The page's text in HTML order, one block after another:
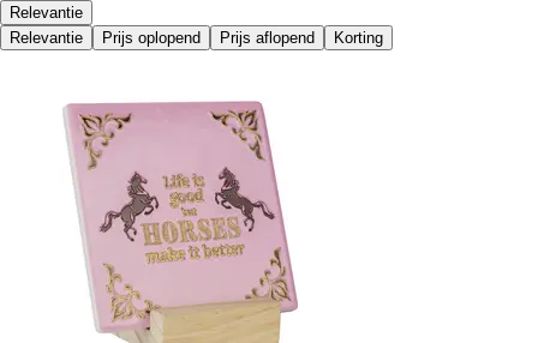
Relevantie
Relevantie
Prijs oplopend Prijs aflopend Korting